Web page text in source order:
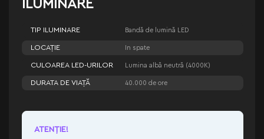
ILUMINARE
TIP ILUMINARE Bandă de lumină LED
LOCAȚIE In spate
CULOAREA LED-URILOR Lumina albă neutră (4000K)
DURATA DE VIAȚĂ 40.000 de ore
ATENŢIE!